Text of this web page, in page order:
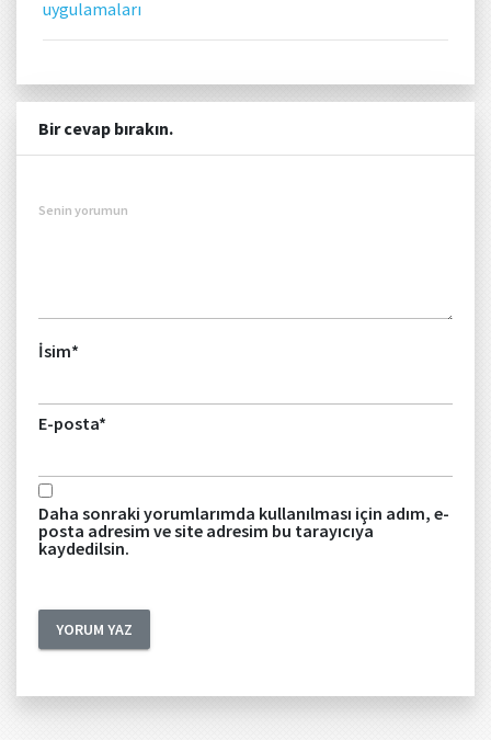
uygulamaları
Bir cevap bırakın.
Senin yorumun
İsim*
E-posta*
Daha sonraki yorumlarımda kullanılması için adım, e-
posta adresim ve site adresim bu tarayıcıya
kaydedilsin.